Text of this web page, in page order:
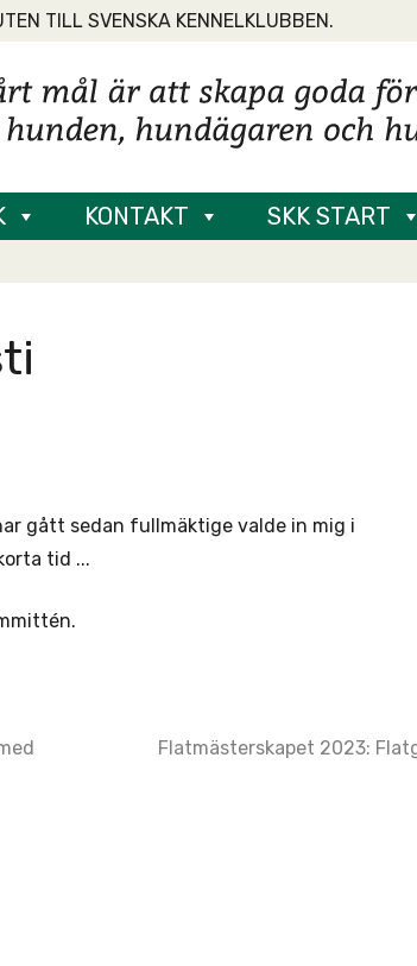
TILL SVENSKA KENNELKLUBBEN.
KONTAKT SKK START
gått sedan fullmäktige valde in mig i
tid ...
Flatmästerskapet 2023: